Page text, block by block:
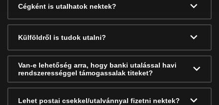
Cégként is utalhatok nektek?
Külföldről is tudok utalni?
Van-e lehetőség arra, hogy banki utalással havi
rendszerességgel támogassalak titeket?
Lehet postai csekkel/utalvánnyal fizetni nektek?